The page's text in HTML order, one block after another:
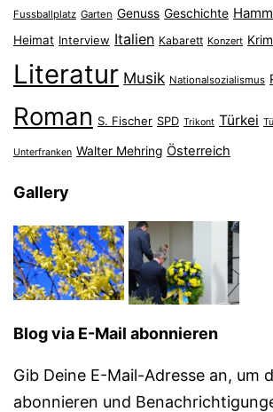
Fussballplatz Garten Genuss Geschichte
Heimat Interview Italien Kabarett Konzert
Literatur Musik Nationalsozialismus
Roman S. Fischer SPD Trikont Türkei
Unterfranken Walter Mehring Österreich
Gallery
Blog via E-Mail abonnieren
Gib Deine E-Mail-Adresse an, um
abonnieren und